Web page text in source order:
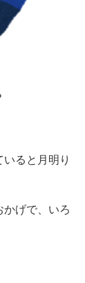
ると月明り
げで、いろ